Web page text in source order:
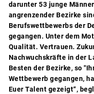
darunter 53 junge
angrenzender Bezirke
Berufswettbewerbs der
gegangen. Unter dem
Qualität. Vertrauen.
Nachwuchskräfte in der
Besten der Bezirke, so
Wettbewerb gegangen,
Euer Talent gezeigt“,